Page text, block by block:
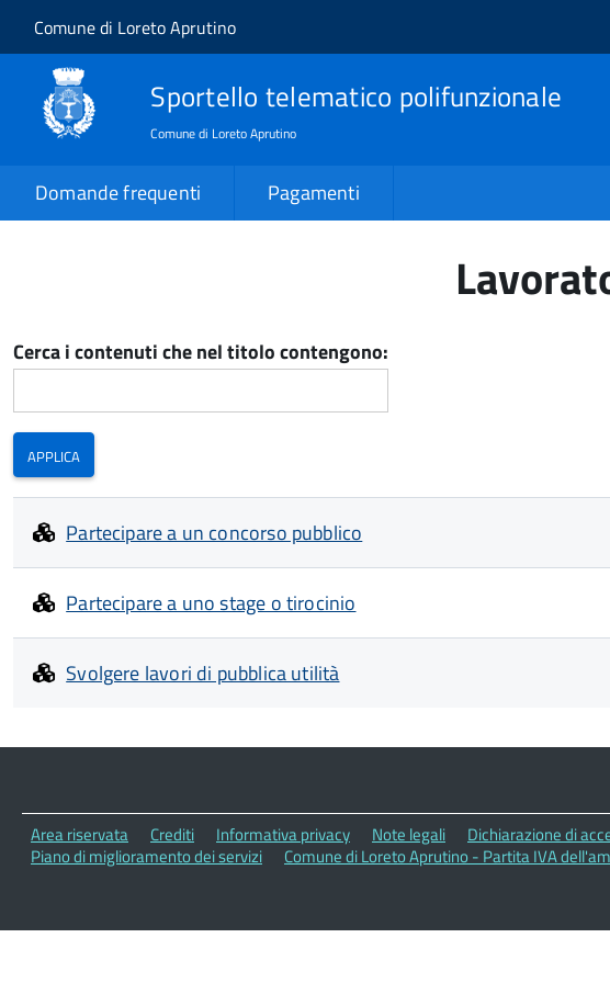
Salta al contenuto principale
Skip to site navigation
Comune di Loreto Aprutino
Sportello telematico polifunzionale
Comune di Loreto Aprutino
Domande frequenti Pagamenti
Cerca i contenuti che nel titolo contengono:
Partecipare a un concorso pubblico
Partecipare a uno stage o tirocinio
Svolgere lavori di pubblica utilità
Area riservata Crediti Informativa privacy Note legali Dichiarazione di
Piano di miglioramento dei servizi
Comune di Loreto Aprutino - Partita IVA